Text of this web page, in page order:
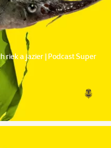
riek a jazier | Podcast Super